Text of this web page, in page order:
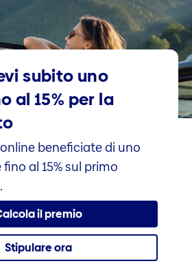
subito uno
al 15% per la
beneficiate di uno
al 15% sul primo
il premio
Stipulare ora